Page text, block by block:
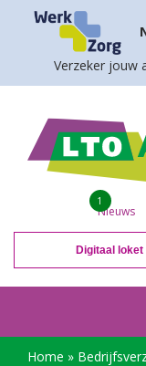
Verzeker jouw
Nieuws
1
Digitaal loket
Home »